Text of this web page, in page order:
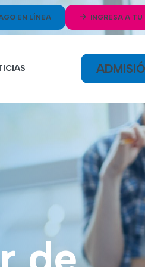
EN LÍNEA INGRESA A TU